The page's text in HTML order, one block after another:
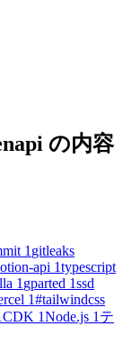
の内容
1 gitleaks
api 1typescript
1 gparted 1ssd
1#tailwindcss
CDK 1Node.js 1 テ